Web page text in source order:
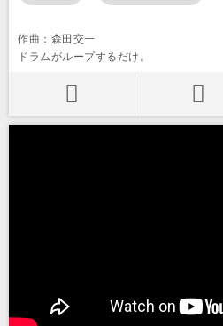
作曲：森田交一
ドラムがループするだけ。